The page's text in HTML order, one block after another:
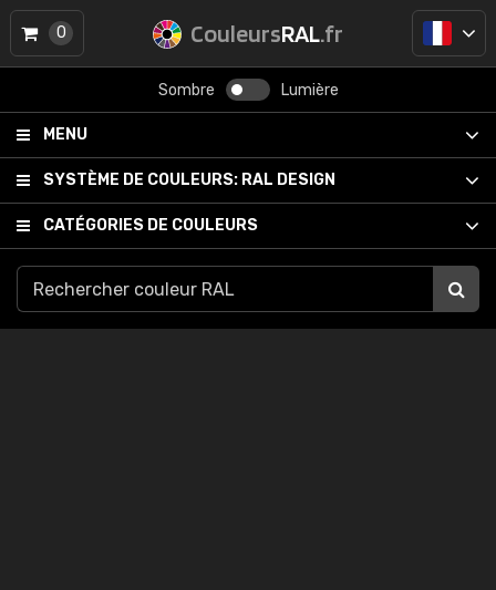
CouleursRAL.fr
Sombre Lumière
MENU
SYSTÈME DE COULEURS: RAL DESIGN
CATÉGORIES DE COULEURS
0